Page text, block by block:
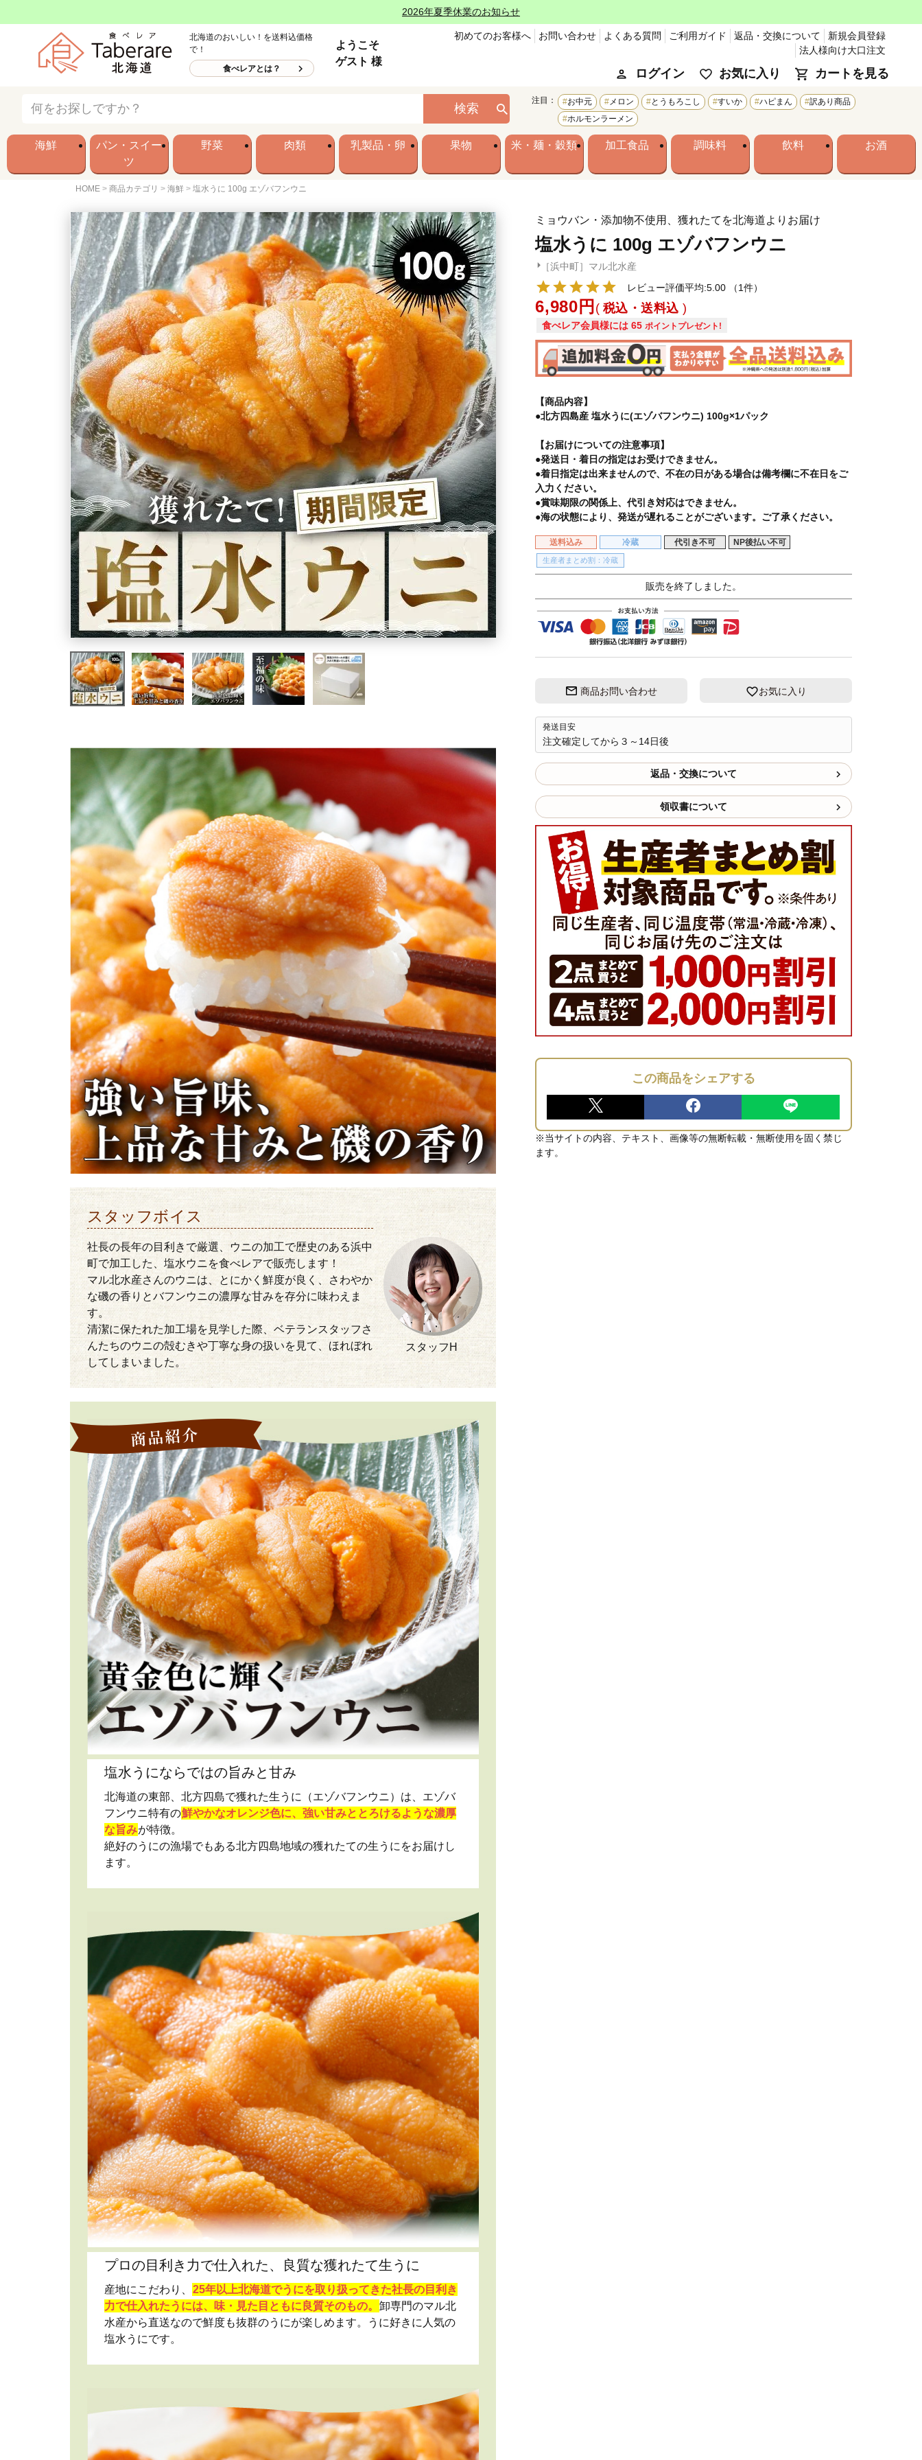
2026年夏季休業のお知らせ
北海道のおいしい！を送料込価格
で！
食べレアとは？
ようこそ
ゲスト 様
初めてのお客様へ お問い合わせ よくある質問 ご利用ガイド 返品・交換について
新規会員登録
法人様向け大口注文
ログイン お気に入り カートを見る
検索
注目： お中元 メロン とうもろこし すいか ハピまん
訳あり商品
ホルモンラーメン
海鮮
パン・スイー
ツ
野菜 肉類 乳製品・卵 果物 米・麺・穀類 加工食品 調味料 飲料 お酒
HOME 商品カテゴリ 海鮮 塩水うに 100g エゾバフンウニ
ミョウバン・添加物不使用、獲れたてを北海道よりお届け
塩水うに 100g エゾバフンウニ
［浜中町］マル北水産
レビュー評価平均:5.00
（1件）
6,980 税込・送料込
食べレア会員様には 65 ポイントプレゼント!
【商品内容】
●北方四島産 塩水うに(エゾバフンウニ) 100g×1パック
【お届けについての注意事項】
●発送日・着日の指定はお受けできません。
●着日指定は出来ませんので、不在の日がある場合は備考欄に不在日をご
入力ください。
●賞味期限の関係上、代引き対応はできません。
●海の状態により、発送が遅れることがございます。ご了承ください。
送料込み 冷蔵 代引き不可 NP後払い不可
生産者まとめ割：冷蔵
販売を終了しました。
商品お問い合わせ お気に入り
発送目安
注文確定してから３～14日後
返品・交換について
領収書について
この商品をシェアする
※当サイトの内容、テキスト、画像等の無断転載・無断使用を固く禁じ
ます。
スタッフボイス
社長の長年の目利きで厳選、ウニの加工で歴史のある浜中
町で加工した、塩水ウニを食べレアで販売します！
マル北水産さんのウニは、とにかく鮮度が良く、さわやか
な磯の香りとバフンウニの濃厚な甘みを存分に味わえま
す。
清潔に保たれた加工場を見学した際、ベテランスタッフさ
んたちのウニの殻むきや丁寧な身の扱いを見て、ほれぼれ
してしまいました。
スタッフH
塩水うにならではの旨みと甘み
北海道の東部、北方四島で獲れた生うに（エゾバフンウニ）は、エゾバ
フンウニ特有の鮮やかなオレンジ色に、強い甘みととろけるような濃厚
な旨みが特徴。
絶好のうにの漁場でもある北方四島地域の獲れたての生うにをお届けし
ます。
プロの目利き力で仕入れた、良質な獲れたて生うに
産地にこだわり、 25年以上北海道でうにを取り扱ってきた社長の目利き
力で仕入れたうには、味・見た目ともに良質そのもの。 卸専門のマル北
水産から直送なので鮮度も抜群のうにが楽しめます。うに好きに人気の
塩水うにです。